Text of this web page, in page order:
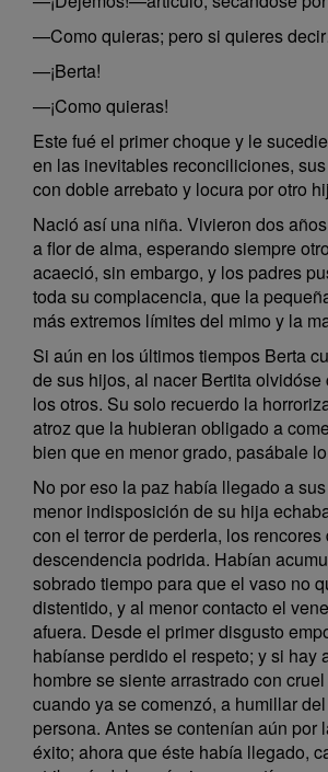
—Como quieras; pero si quieres
—¡Berta!
—¡Como quieras!
Este fué el primer choque y le
en las inevitables reconciliciones,
con doble arrebato y locura por otro
Nació así una niña. Vivieron dos
a flor de alma, esperando siempre
acaeció, sin embargo, y los padres
toda su complacencia, que la
más extremos límites del mimo y la
Si aún en los últimos tiempos Berta
de sus hijos, al nacer Bertita olvidóse
los otros. Su solo recuerdo la
atroz que la hubieran obligado a
bien que en menor grado, pasábale
No por eso la paz había llegado a
menor indisposición de su hija
con el terror de perderla, los rencores
descendencia podrida. Habían
sobrado tiempo para que el vaso no
distentido, y al menor contacto el
afuera. Desde el primer disgusto
habíanse perdido el respeto; y si hay
hombre se siente arrastrado con
cuando ya se comenzó, a humillar
persona. Antes se contenían aún por
éxito; ahora que éste había llegado,